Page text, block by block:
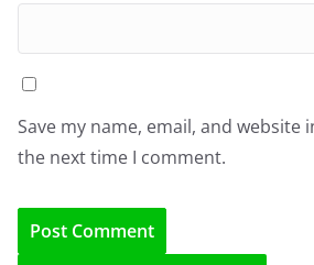
Save my name, email, and
the next time I comment.